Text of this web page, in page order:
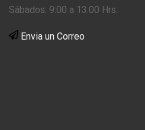
Sábados: 9:00 a 13:00 Hrs.
Envia un Correo